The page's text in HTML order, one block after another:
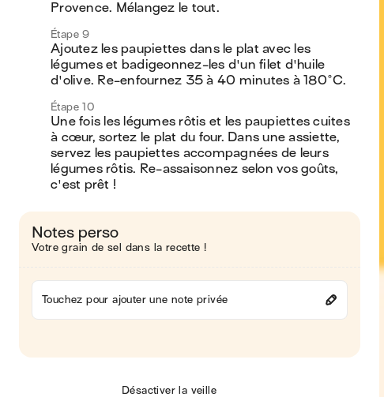
Provence. Mélangez le tout.
Étape 9
Ajoutez les paupiettes dans le plat avec les
légumes et badigeonnez-les d'un filet d'huile
d'olive. Re-enfournez 35 à 40 minutes à 180°C.
Étape 10
Une fois les légumes rôtis et les paupiettes cuites
à cœur, sortez le plat du four. Dans une assiette,
servez les paupiettes accompagnées de leurs
légumes rôtis. Re-assaisonnez selon vos goûts,
c'est prêt !
Notes perso
Votre grain de sel dans la recette !
Touchez pour ajouter une note privée
Désactiver la veille